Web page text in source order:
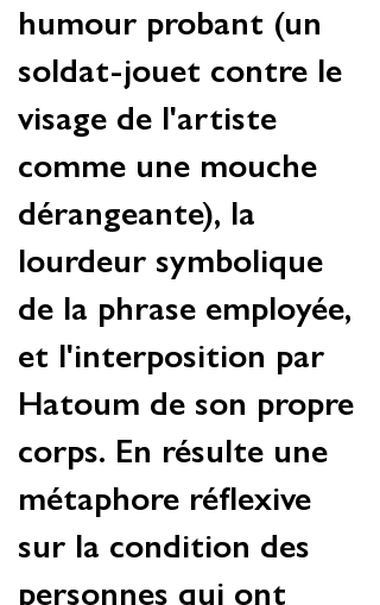
humour probant (un
soldat-jouet contre le
visage de l'artiste
comme une mouche
dérangeante), la
lourdeur symbolique
de la phrase employée,
et l'interposition par
Hatoum de son propre
corps. En résulte une
métaphore réflexive
sur la condition des
personnes qui ont